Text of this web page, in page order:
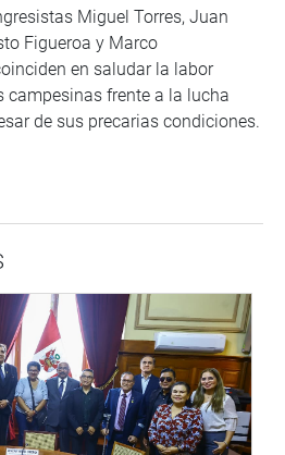
Miguel Torres, Juan
Figueroa y Marco
en saludar la labor
campesinas frente a la lucha
de sus precarias condiciones.